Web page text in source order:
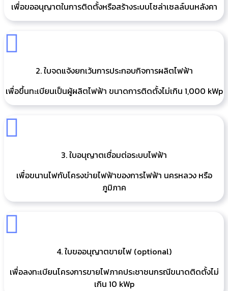
เพื่อขออนุญาตในการติดตั้งหรือสร้างระบบโซล่าเซลล์บนหลังคา
2. ใบจดแจ้งยกเว้นการประกอบกิจการผลิตไฟฟ้า
เพื่อขึ้นทะเบียนเป็นผู้ผลิตไฟฟ้า ขนาดการติดตั้งไม่เกิน 1,000 kWp
3. ใบอนุญาตเชื่อมต่อระบบไฟฟ้า
เพื่อขนานไฟกับโครงข่ายไฟฟ้าของการไฟฟ้า นครหลวง หรือ
ภูมิภาค
4. ใบขออนุญาตขายไฟ (optional)
เพื่อลงทะเบียนโครงการขายไฟภาคประชาชนกรณีขนาดติดตั้งไม่
เกิน 10 kWp